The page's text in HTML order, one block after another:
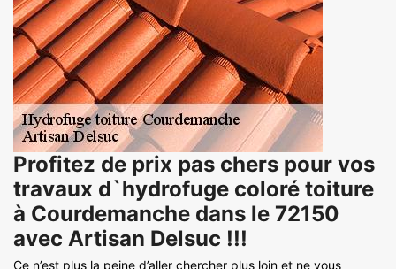
Profitez de prix pas chers pour vos
travaux d`hydrofuge coloré toiture
à Courdemanche dans le 72150
avec Artisan Delsuc !!!
Ce n’est plus la peine d’aller chercher plus loin et ne vous